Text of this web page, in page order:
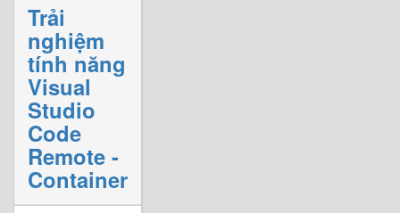
Trải
nghiệm
tính năng
Visual
Studio
Code
Remote -
Container